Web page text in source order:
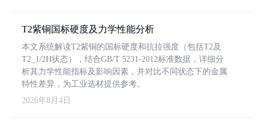
T2紫铜国标硬度及力学性能分析
本文系统解读T2紫铜的国标硬度和抗拉强度（包括T2及
T2_1/2H状态），结合GB/T 5231-2012标准数据，详细分
析其力学性能指标及影响因素，并对比不同状态下的金属
特性差异，为工业选材提供参考。
2026年8月4日